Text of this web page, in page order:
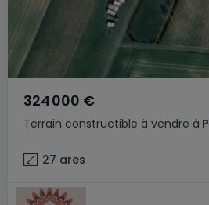
Terrain constructible à vendre à
324 000 €
27 ares